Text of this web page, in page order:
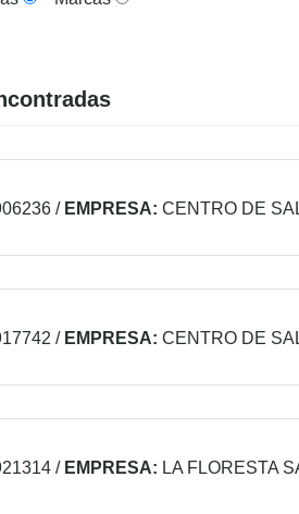
/ EMPRESA: CENTRO DE
/ EMPRESA: CENTRO DE
/ EMPRESA: LA FLORESTA